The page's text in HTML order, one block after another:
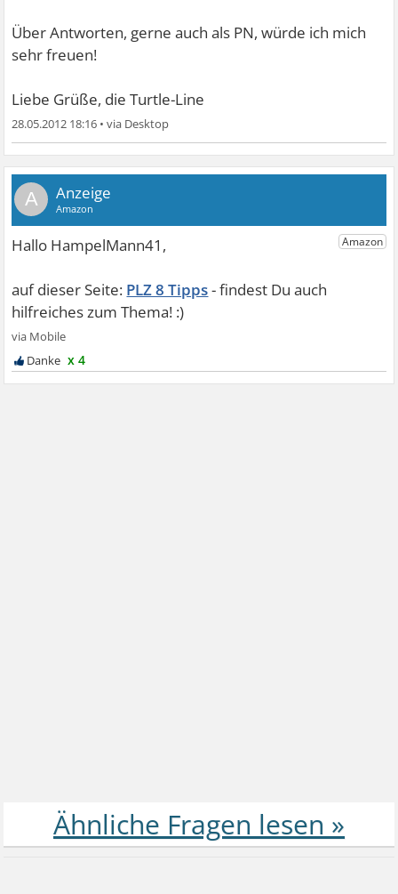
Über Antworten, gerne auch als PN, würde ich mich
sehr freuen!
Liebe Grüße, die Turtle-Line
28.05.2012 18:16 •
A
PLZ 8 Tipps
x 4